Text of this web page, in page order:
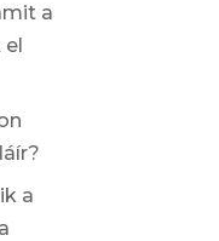
a
el
a